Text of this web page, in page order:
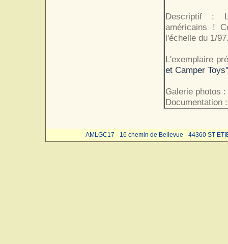
Descriptif :
américains !
l'échelle du 1/
L'exemplaire
et Camper
Galerie photos :
Documentation :
AMLGC17 - 16 chemin de Bellevue - 44360 ST